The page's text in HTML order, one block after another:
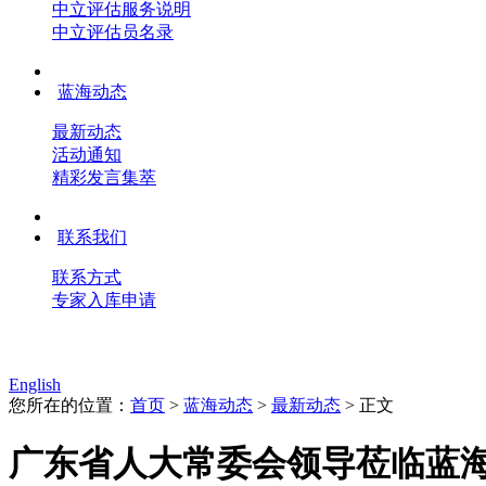
中立评估服务说明
中立评估员名录
蓝海动态
最新动态
活动通知
精彩发言集萃
联系我们
联系方式
专家入库申请
English
您所在的位置： 首页 > 蓝海动态 > 最新动态 > 正文
广东省人大常委会领导莅临蓝